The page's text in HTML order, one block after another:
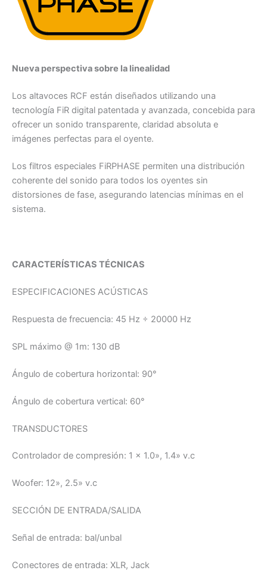
Nueva perspectiva sobre la linealidad
Los altavoces RCF están diseñados utilizando una
tecnología FiR digital patentada y avanzada, concebida para
ofrecer un sonido transparente, claridad absoluta e
imágenes perfectas para el oyente.
Los filtros especiales FiRPHASE permiten una distribución
coherente del sonido para todos los oyentes sin
distorsiones de fase, asegurando latencias mínimas en el
sistema.
CARACTERÍSTICAS TÉCNICAS
ESPECIFICACIONES ACÚSTICAS
Respuesta de frecuencia: 45 Hz ÷ 20000 Hz
SPL máximo @ 1m: 130 dB
Ángulo de cobertura horizontal: 90°
Ángulo de cobertura vertical: 60°
TRANSDUCTORES
Controlador de compresión: 1 x 1.0», 1.4» v.c
Woofer: 12», 2.5» v.c
SECCIÓN DE ENTRADA/SALIDA
Señal de entrada: bal/unbal
Conectores de entrada: XLR, Jack